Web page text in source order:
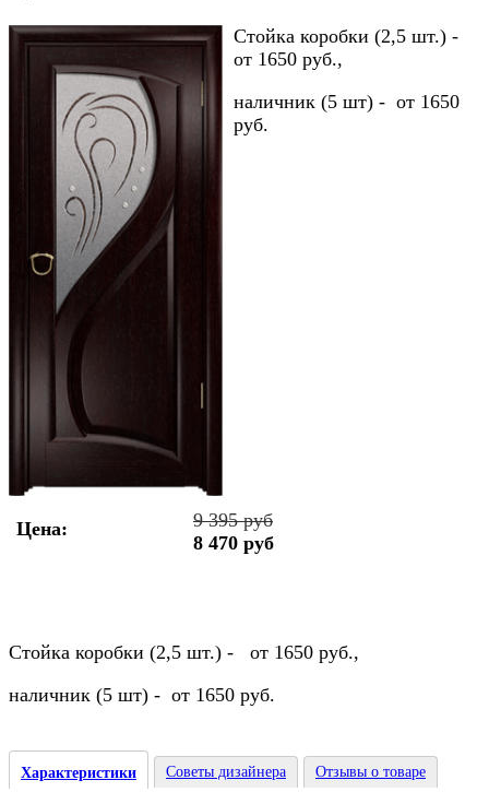
Стойка коробки (2,5 шт.) -
от 1650 руб.,
наличник (5 шт) - от 1650
руб.
Цена:
9 395 руб
8 470 руб
Стойка коробки (2,5 шт.) - от 1650 руб.,
наличник (5 шт) - от 1650 руб.
Характеристики Советы дизайнера Отзывы о товаре